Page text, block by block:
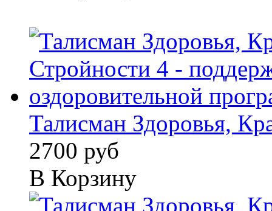
Талисман Здоровья,
2700 руб
В Корзину